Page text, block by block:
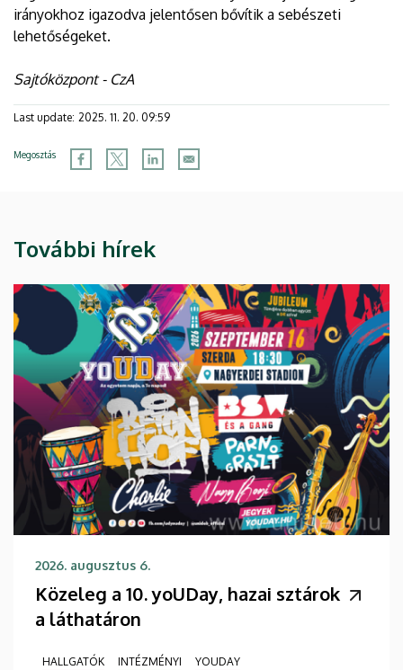
irányokhoz igazodva jelentősen bővítik a sebészeti
lehetőségeket.
Sajtóközpont - CzA
Last update: 2025. 11. 20. 09:59
Megosztás
További hírek
2026. augusztus 6.
Közeleg a 10. yoUDay, hazai sztárok
a láthatáron
HALLGATÓK INTÉZMÉNYI YOUDAY